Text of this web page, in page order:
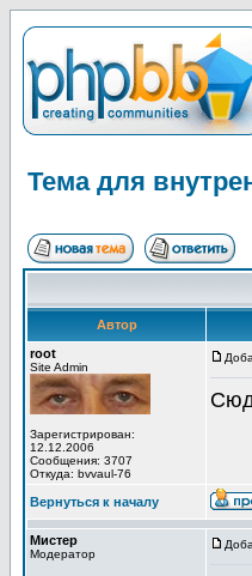
Тема для
Автор
root
Site Admin
Зарегистрирован:
12.12.2006
Сообщения: 3707
Откуда: bvvaul-76
Вернуться к началу
Мистер
Модератор